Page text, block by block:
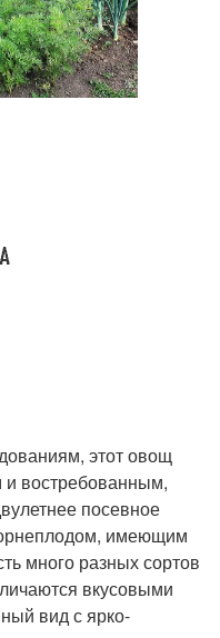
этот овощ
востребованным,
посевное
имеющим
много разных сортов
вкусовыми
вид с ярко-